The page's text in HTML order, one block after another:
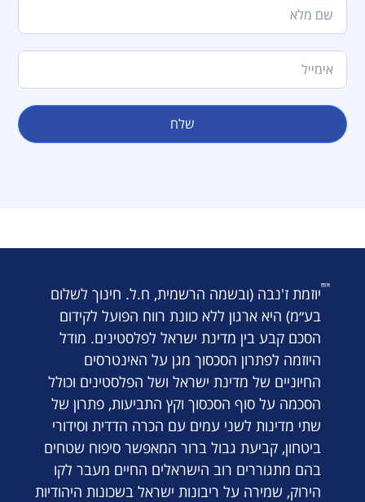
שלח
יוזמת ז'נבה (ובשמה הרשמית, ח.ל. חינוך לשלום
בע״מ) היא ארגון ללא כוונת רווח הפועל לקידום
הסכם קבע בין מדינת ישראל לפלסטינים. מודל
היוזמה לפתרון הסכסוך מגן על האינטרסים
החיוניים של מדינת ישראל ושל הפלסטינים וכולל
הסכמה על סוף הסכסוך וקץ התביעות, פתרון של
שתי מדינות לשני עמים עם הכרה הדדית וסידורי
ביטחון, קביעת גבול ברור המאפשר סיפוח שטחים
בהם מתגוררים רוב הישראלים החיים מעבר לקו
הירוק, שמירה על ריבונות ישראל בשכונות היהודיות